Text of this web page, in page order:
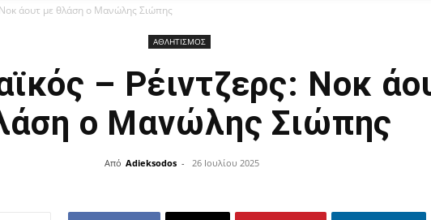
άουτ με θλάση ο Μανώλης Σιώπης
ΑΘΛΗΤΙΣΜΟΣ
– Ρέιντζερς: Νοκ
ο Μανώλης Σιώπης
Από Adieksodos - 26 Ιουλίου 2025